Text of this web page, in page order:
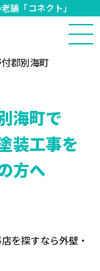
舗「コネクト」
郡別海町
海町で
装工事を
方へ
を探すなら外壁・